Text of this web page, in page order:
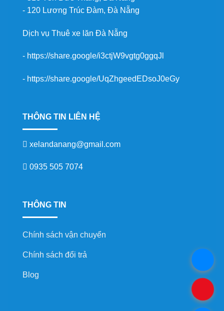
- 120 Lương Trúc Đàm, Đà Nẵng
Dịch vụ Thuê xe lăn Đà Nẵng
- https://share.google/i3ctjW9vgtg0ggqJl
- https://share.google/UqZhgeedEDsoJ0eGy
THÔNG TIN LIÊN HỆ
xelandanang@gmail.com
0935 505 7074
THÔNG TIN
Chính sách vận chuyển
Chính sách đổi trả
Blog